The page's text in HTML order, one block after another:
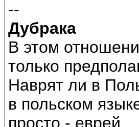
--
Дубрака
В этом
только
Наврят ли в
в польском
просто - еврей.